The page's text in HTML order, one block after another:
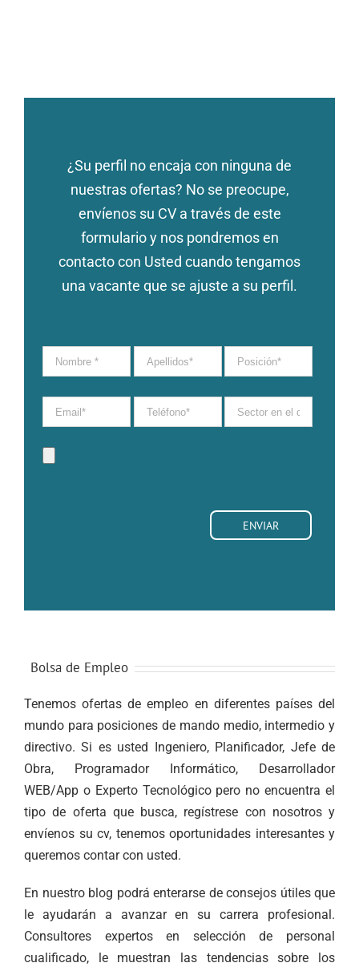
¿Su perfil no encaja con ninguna de
nuestras ofertas? No se preocupe,
envíenos su CV a través de este
formulario y nos pondremos en
contacto con Usted cuando tengamos
una vacante que se ajuste a su perfil.
Bolsa de Empleo
Tenemos ofertas de empleo en diferentes países del
mundo para posiciones de mando medio, intermedio y
directivo. Si es usted Ingeniero, Planificador, Jefe de
Obra, Programador Informático, Desarrollador
WEB/App o Experto Tecnológico pero no encuentra el
tipo de oferta que busca, regístrese con nosotros y
envíenos su cv, tenemos oportunidades interesantes y
queremos contar con usted.
En nuestro blog podrá enterarse de consejos útiles que
le ayudarán a avanzar en su carrera profesional.
Consultores expertos en selección de personal
cualificado, le muestran las tendencias sobre los